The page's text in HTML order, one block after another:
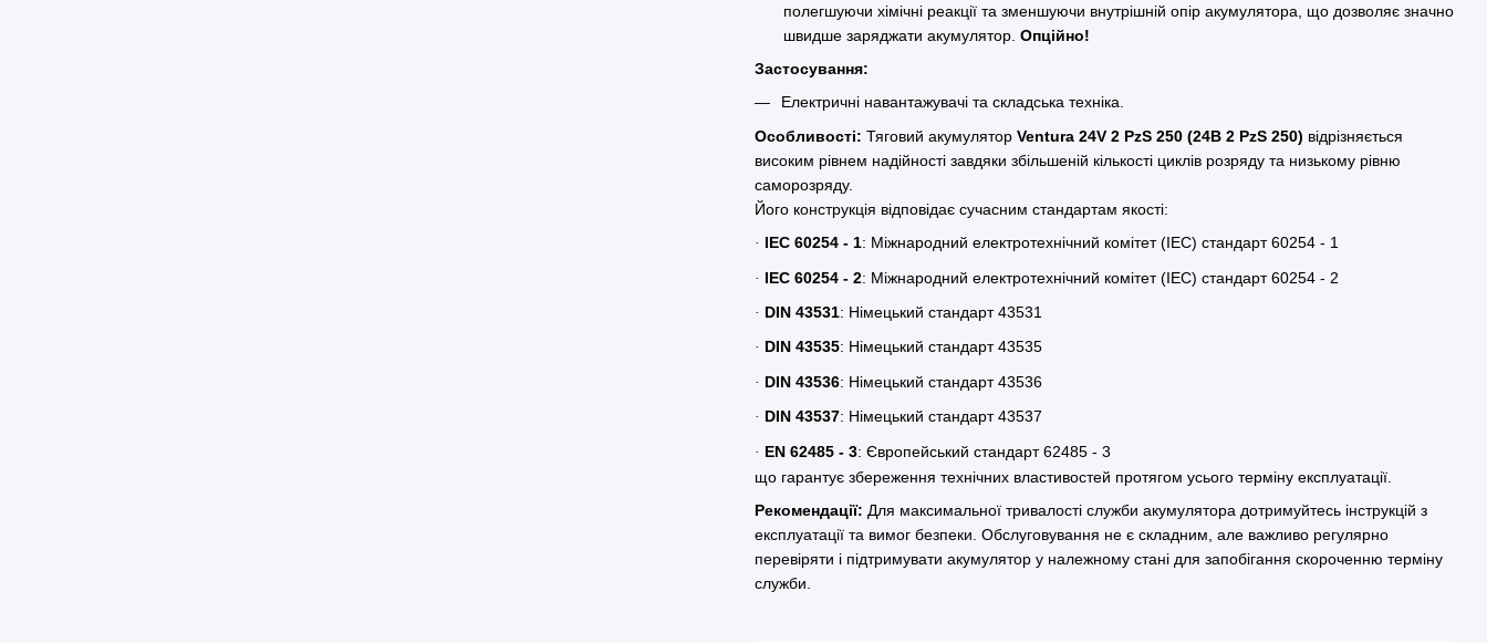
полегшуючи хімічні реакції та зменшуючи внутрішній опір акумулятора, що дозволяє значно
швидше заряджати акумулятор. Опційно!
Застосування:
Електричні навантажувачі та складська техніка.
Особливості: Тяговий акумулятор Ventura 24V 2 PzS 250 (24В 2 PzS 250) відрізняється
високим рівнем надійності завдяки збільшеній кількості циклів розряду та низькому рівню
саморозряду.
Його конструкція відповідає сучасним стандартам якості:
· IEC 60254 - 1: Міжнародний електротехнічний комітет (IEC) стандарт 60254 - 1
· IEC 60254 - 2: Міжнародний електротехнічний комітет (IEC) стандарт 60254 - 2
· DIN 43531: Німецький стандарт 43531
· DIN 43535: Німецький стандарт 43535
· DIN 43536: Німецький стандарт 43536
· DIN 43537: Німецький стандарт 43537
· EN 62485 - 3: Європейський стандарт 62485 - 3
що гарантує збереження технічних властивостей протягом усього терміну експлуатації.
Рекомендації: Для максимальної тривалості служби акумулятора дотримуйтесь інструкцій з
експлуатації та вимог безпеки. Обслуговування не є складним, але важливо регулярно
перевіряти і підтримувати акумулятор у належному стані для запобігання скороченню терміну
служби.